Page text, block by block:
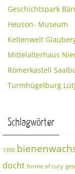
Geschichtspark
Heuson- Museum
Keltenwelt
Mittelalterhaus
Römerkastell
Turmhügelburg
Schlagwörter
1350
docht forme of cury